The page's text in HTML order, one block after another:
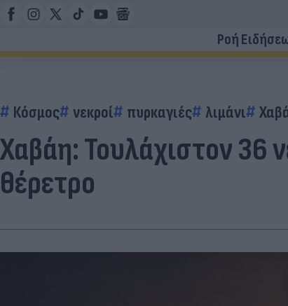
Ροή
Κόσμος νεκροί πυρκαγιές λιμάνι
Χαβάη: Τουλάχιστον 36
θέρετρο